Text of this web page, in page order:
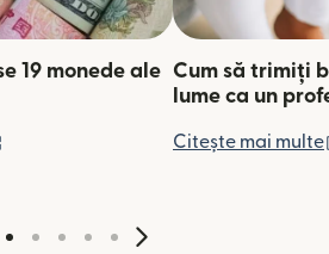
19 monede ale
(se deschide într-o fereastră nouă)
Cum să trimiți
lume ca un
Citește mai multe